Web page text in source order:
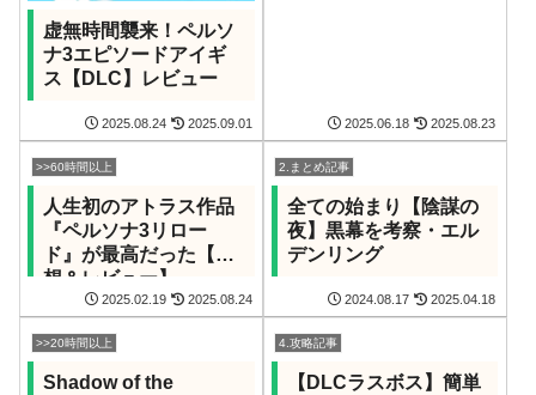
虚無時間襲来！ペルソ
ナ3エピソードアイギ
ス【DLC】レビュー
2025.08.24 2025.09.01 2025.06.18 2025.08.23
>>60時間以上
人生初のアトラス作品
『ペルソナ3リロー
ド』が最高だった【感
想＆レビュー】
2025.02.19 2025.08.24
2.まとめ記事
全ての始まり【陰謀の
夜】黒幕を考察・エル
デンリング
2024.08.17 2025.04.18
>>20時間以上
Shadow of the
4.攻略記事
【DLCラスボス】簡単